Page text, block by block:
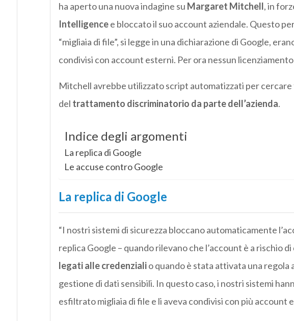
ha aperto una nuova indagine su Margaret Mitchell, in
Intelligencee bloccato il suo account aziendale. Questo
“migliaia di file”, si legge in una dichiarazione di Google,
condivisi con account esterni. Per ora nessun
Mitchell avrebbe utilizzato script automatizzati per cercare
del trattamento discriminatorio da parte dell’azienda.
Indice degli argomenti
La replica di Google
Le accuse contro Google
La replica di Google
“I nostri sistemi di sicurezza bloccano automaticamente
replica Google – quando rilevano che l’account è a rischio
legati alle credenzialio quando è stata attivata una regola
gestione di dati sensibili. In questo caso, i nostri sistemi
esfiltrato migliaia di file e li aveva condivisi con più account